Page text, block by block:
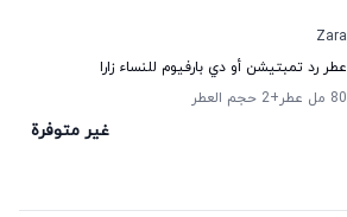
Zara
عطر رد تمبتيشن أو دي بارفيوم للنساء زارا
80 مل عطر
+2 حجم العطر
غير متوفرة